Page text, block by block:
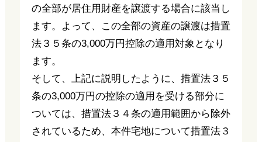
の全部が居住用財産を譲渡する場合に該当し
ます。よって、この全部の資産の譲渡は措置
法３５条の3,000万円控除の適用対象となり
ます。
そして、上記に説明したように、措置法３５
条の3,000万円の控除の適用を受ける部分に
ついては、措置法３４条の適用範囲から除外
されているため、本件宅地について措置法３